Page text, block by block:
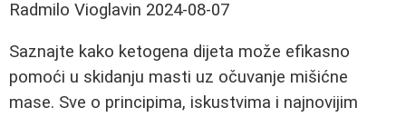
Radmilo Vioglavin 2024-08-07
Saznajte kako ketogena dijeta može efikasno
pomoći u skidanju masti uz očuvanje mišićne
mase. Sve o principima, iskustvima i najnovijim